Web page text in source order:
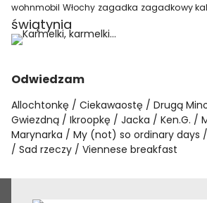
wohnmobil Włochy zagadka zagadkowy
świątynia
Odwiedzam
Allochtonkę Ciekawaostę Drugą
Gwiezdną
Ikroopkę Jacka Ken.G.
Marynarka
My (not) so ordinary days
Sad rzeczy
Viennese breakfast